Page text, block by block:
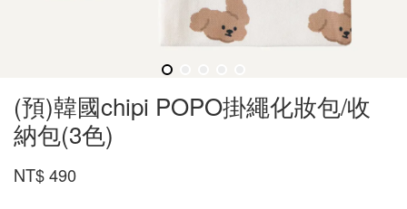
(預)韓國chipi POPO掛繩化妝包/收
納包(3色)
NT$ 490